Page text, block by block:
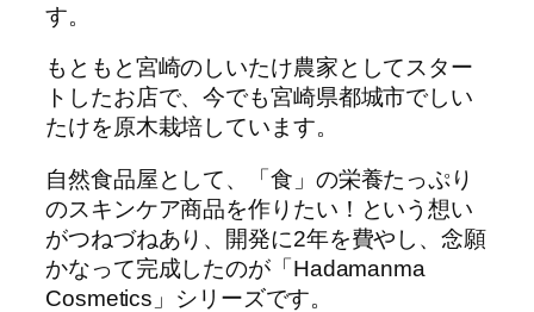
す。
もともと宮崎のしいたけ農家としてスター
トしたお店で、今でも宮崎県都城市でしい
たけを原木栽培しています。
自然食品屋として、「食」の栄養たっぷり
のスキンケア商品を作りたい！という想い
がつねづねあり、開発に2年を費やし、念願
かなって完成したのが「Hadamanma
Cosmetics」シリーズです。